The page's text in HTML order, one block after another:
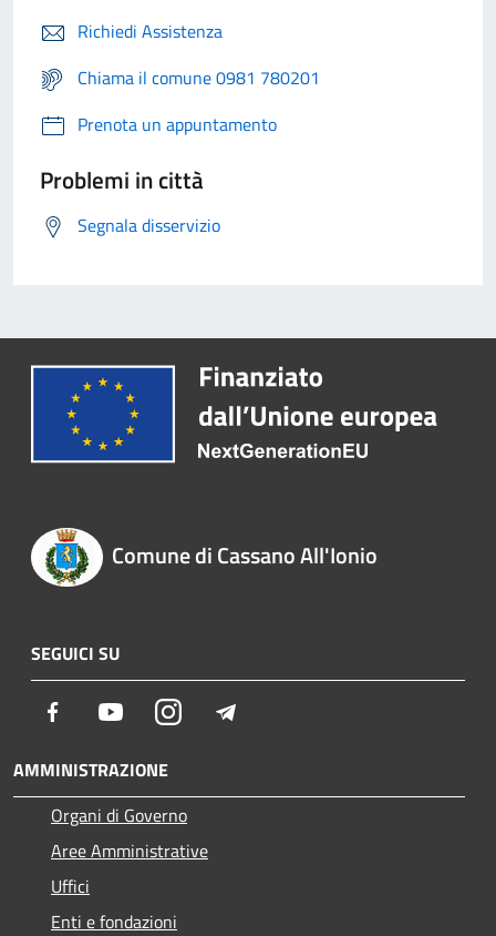
Richiedi Assistenza
Chiama il comune 0981 780201
Prenota un appuntamento
Problemi in città
Segnala disservizio
Comune di Cassano All'Ionio
SEGUICI SU
Facebook YoutubeInstagram
AMMINISTRAZIONE
Organi di Governo
Aree Amministrative
Uffici
Enti e fondazioni